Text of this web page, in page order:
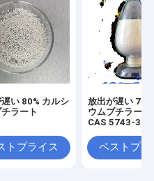
い 80% カルシ
ラート
トプライス
放出が遅い
ウムブチラート
CAS 5743-36-
ト 15%
ベストプラ